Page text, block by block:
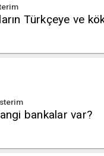
Türkçeye ve
bankalar var?